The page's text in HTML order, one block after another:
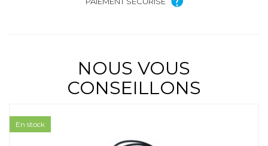
NOUS VOUS
CONSEILLONS
En stock